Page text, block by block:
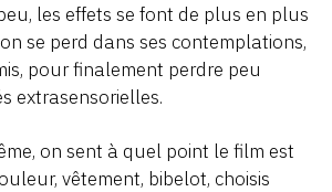
les effets se font de plus en plus
se perd dans ses contemplations,
pour finalement perdre peu
extrasensorielles.
on sent à quel point le film est
vêtement, bibelot, choisis